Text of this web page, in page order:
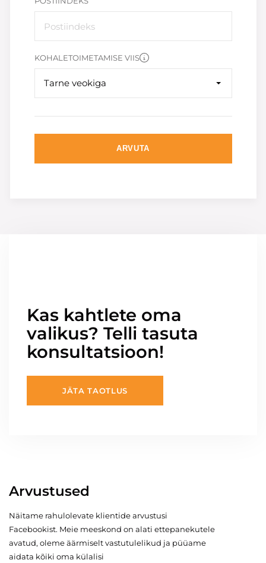
KOHALETOIMETAMISE VIIS
Tarne veokiga
ARVUTA
Kas kahtlete oma
valikus? Telli tasuta
konsultatsioon!
JÄTA TAOTLUS
Arvustused
Näitame rahulolevate klientide arvustusi
Facebookist. Meie meeskond on alati ettepanekutele
avatud, oleme äärmiselt vastutulelikud ja püüame
aidata kõiki oma külalisi